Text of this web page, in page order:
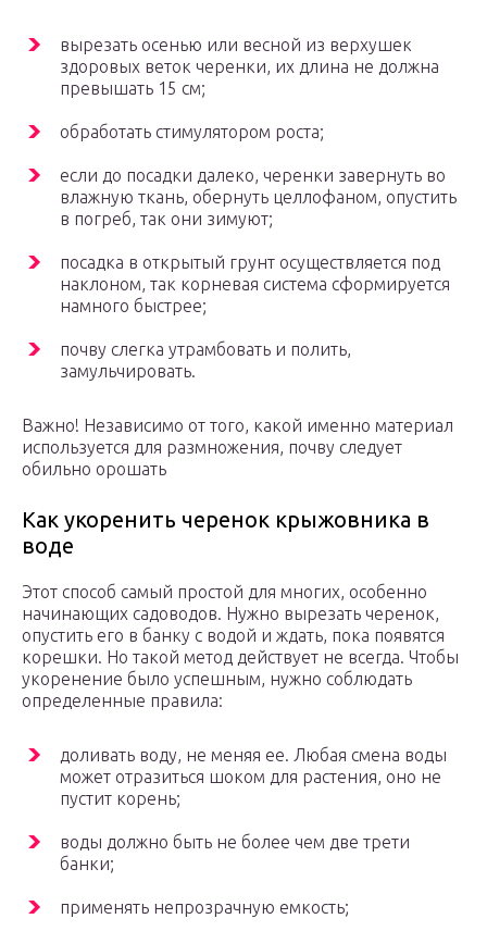
вырезать осенью или весной из верхушек
здоровых веток черенки, их длина не должна
превышать 15 см;
обработать стимулятором роста;
если до посадки далеко, черенки завернуть во
влажную ткань, обернуть целлофаном, опустить
в погреб, так они зимуют;
посадка в открытый грунт осуществляется под
наклоном, так корневая система сформируется
намного быстрее;
почву слегка утрамбовать и полить,
замульчировать.
Важно! Независимо от того, какой именно материал
используется для размножения, почву следует
обильно орошать
Как укоренить черенок крыжовника в
воде
Этот способ самый простой для многих, особенно
начинающих садоводов. Нужно вырезать черенок,
опустить его в банку с водой и ждать, пока появятся
корешки. Но такой метод действует не всегда. Чтобы
укоренение было успешным, нужно соблюдать
определенные правила:
доливать воду, не меняя ее. Любая смена воды
может отразиться шоком для растения, оно не
пустит корень;
воды должно быть не более чем две трети
банки;
применять непрозрачную емкость;